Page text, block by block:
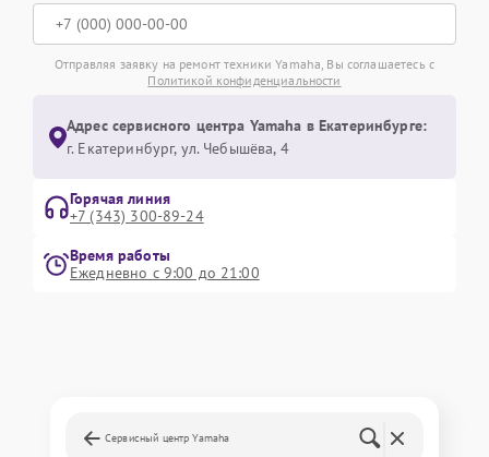
Отправляя заявку на ремонт техники Yamaha, Вы соглашаетесь с
Политикой конфиденциальности
Адрес сервисного центра Yamaha в Екатеринбурге:
г. Екатеринбург, ул. Чебышёва, 4
Горячая линия
+7 (343) 300-89-24
Время работы
Ежедневно с 9:00 до 21:00
Сервисный центр Yamaha